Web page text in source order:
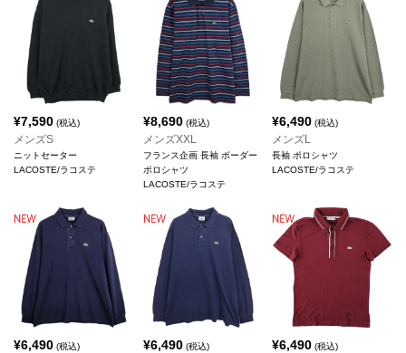
¥7,590 (税込)
メンズS
ニットセーター
LACOSTE/ラコステ
¥8,690(税込)
メンズXXL
フランス企画 長袖 ボーダー
ポロシャツ
LACOSTE/ラコステ
¥6,490 (税込)
メンズL
長袖 ポロシャツ
LACOSTE/ラコステ
¥6,490 (税込) ¥6,490(税込) ¥6,490 (税込)